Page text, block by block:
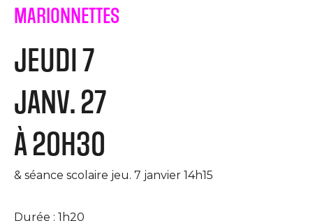
MARIONNETTES
JEUDI 7
JANV. 27
À 20H30
& séance scolaire jeu. 7 janvier 14h15
Durée : 1h20